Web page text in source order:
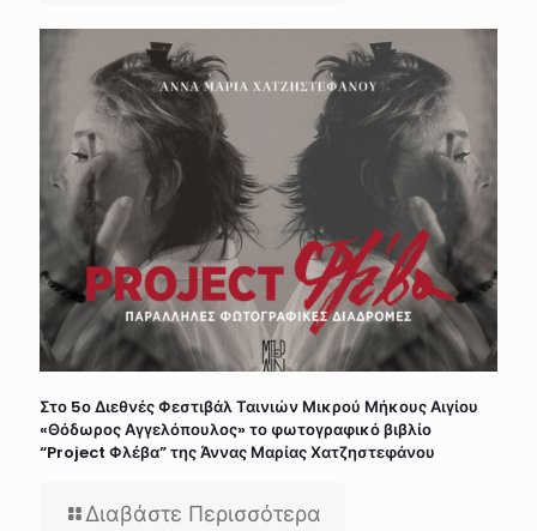
Στο 5ο Διεθνές Φεστιβάλ Ταινιών Μικρού Μήκους Αιγίου
«Θόδωρος Αγγελόπουλος» το φωτογραφικό βιβλίο
“Project Φλέβα” της Άννας Μαρίας Χατζηστεφάνου
Διαβάστε Περισσότερα